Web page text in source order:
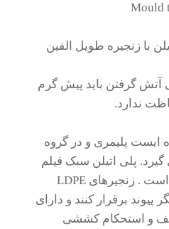
Mould
با زنجیره طویل الفین
آتش گرفتن باید پیش گرم
ندارد.
ایست پلیمری و در گروه
پلی اتیلن سبک فیلم
دارای زنجیری شاخه‌دار است . زنجیرهای LDPE
پیوند برقرار کنند و دارای
و استحکام کششی